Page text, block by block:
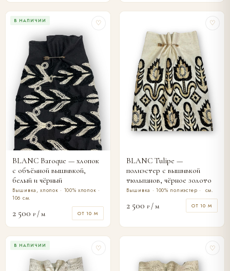
В НАЛИЧИИ ♡
BLANC Baroque — хлопок
с объёмной вышивкой,
белый и чёрный
Вышивка, хлопок · 100% хлопок ·
106 см.
2 500 ₽ / м ОТ 10 М
♡
BLANC Tulipe —
полиэстер с вышивкой
тюльпанов, чёрное золото
Вышивка · 100% полиэстер · см.
2 500 ₽ / м ОТ 10 М
В НАЛИЧИИ ♡ ♡